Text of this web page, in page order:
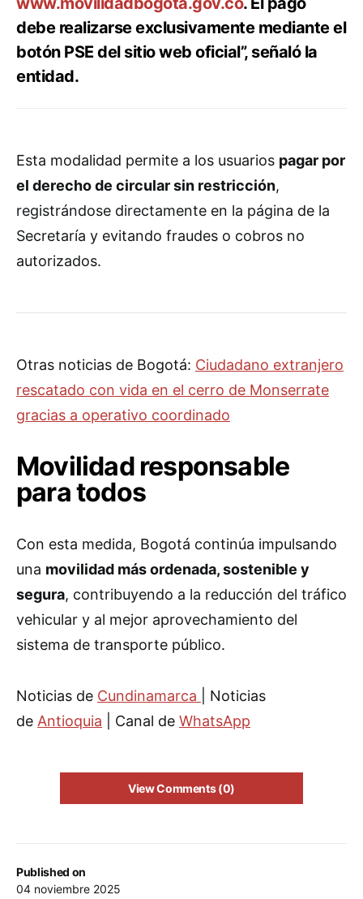
Published on
04 noviembre 2025
debe realizarse exclusivamente mediante el
botón PSE del sitio web oficial”, señaló la
entidad.
Esta modalidad permite a los usuarios pagar por
el derecho de circular sin restricción,
registrándose directamente en la página de la
Secretaría y evitando fraudes o cobros no
autorizados.
Otras noticias de Bogotá: Ciudadano extranjero
rescatado con vida en el cerro de Monserrate
gracias a operativo coordinado
Movilidad responsable
para todos
Con esta medida, Bogotá continúa impulsando
una movilidad más ordenada, sostenible y
segura, contribuyendo a la reducción del tráfico
vehicular y al mejor aprovechamiento del
sistema de transporte público.
Noticias de Cundinamarca
| Noticias
de Antioquia | Canal de WhatsApp
View Comments (0)